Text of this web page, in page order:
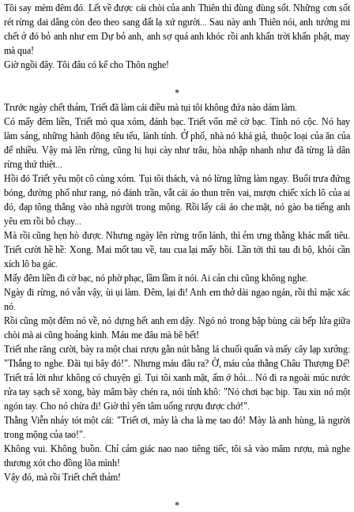
Tôi say mèm đêm đó. Lết về được cái chòi của anh Thiên thì đùng đùng sốt. Những cơn sốt
rét rừng dai dẳng còn đeo theo sang đất lạ xứ người... Sau này anh Thiên nói, anh tưởng mi
chết ở đó bỏ anh như em Dự bỏ anh, anh sợ quá anh khóc rồi anh khấn trời khấn phật, may
mà qua!
Giờ ngồi đây. Tôi đâu có kể cho Thôn nghe!
*
Trước ngày chết thảm, Triết đã làm cái điều mà tụi tôi không đứa nào dám làm.
Có mấy đêm liền, Triết mò qua xóm, đánh bạc. Triết vốn mê cờ bạc. Tính nó cộc. Nó hay
làm sảng, những hành động têu tếu, lành tính. Ở phố, nhà nó khá giả, thuộc loại của ăn của
để nhiều. Vậy mà lên rừng, cũng hị hụi cày như trâu, hòa nhập nhanh như đã từng là dân
rừng thứ thiệt...
Hồi đó Triết yêu một cô cùng xóm. Tụi tôi thách, và nó lừng lững làm ngay. Buổi trưa đứng
bóng, đường phố như rang, nó đánh trần, vắt cái áo thun trên vai, mượn chiếc xích lô của ai
đó, đạp tông thẳng vào nhà người trong mộng. Rồi lấy cái áo che mặt, nó gào ba tiếng anh
yêu em rồi bỏ chạy...
Mà rồi cũng hẹn hò được. Nhưng ngày lên rừng trốn lánh, thì ẻm ưng thằng khác mất tiêu.
Triết cười hề hề: Xong. Mai mốt tau về, tau cua lại mấy hồi. Lần tới thì tau đi bộ, khỏi cần
xích lô ba gác.
Mấy đêm liền đi cờ bạc, nó phờ phạc, lầm lầm ít nói. Ai cản chi cũng không nghe.
Ngày đi rừng, nó vẫn vậy, ùi ụi làm. Đêm, lại đi! Anh em thở dài ngao ngán, rồi thì mặc xác
nó.
Rồi cũng một đêm nó về, nó dựng hết anh em dậy. Ngó nó trong bập bùng cái bếp lửa giữa
chòi mà ai cũng hoảng kinh. Máu me đâu mà bê bết!
Triết nhe răng cười, bày ra một chai rượu gằn nút bằng lá chuối quấn và mấy cây lạp xưởng:
"Thắng to nghe. Đãi tụi bây đó!". Nhưng máu đâu ra? Ờ, máu của thằng Châu Thượng Đế!
Triết trả lời như không có chuyện gì. Tụi tôi xanh mặt, ấm ớ hỏi... Nó đi ra ngoài múc nước
rửa tay sạch sẽ xong, bày mâm bày chén ra, nói tỉnh khô: "Nó chơi bạc bịp. Tau xin nó một
ngón tay. Cho nó chừa đi! Giờ thì yên tâm uống rượu được chớ!".
Thằng Viễn nhảy tót một cái: "Triết ơi, mày là cha là mẹ tao đó! Mày là anh hùng, là người
trong mộng của tao!".
Không vui. Không buồn. Chỉ cảm giác nao nao tiêng tiếc, tôi sà vào mâm rượu, mà nghe
thương xót cho đồng lõa mình!
Vậy đó, mà rồi Triết chết thảm!
*